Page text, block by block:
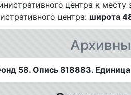
центра: широта
58. Опись 818883. Единица